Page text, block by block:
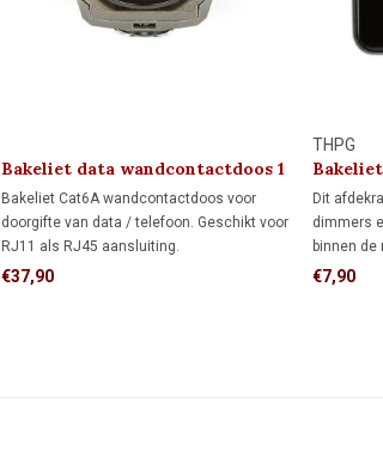
Bakeliet data wandcontactdoos 1
x RJ45
Bakeliet Cat6A wandcontactdoos voor
doorgifte van data / telefoon. Geschikt voor
RJ11 als RJ45 aansluiting.
€37,90
THPG
Dit
dimmers
binnen de
serie. De
€7,90